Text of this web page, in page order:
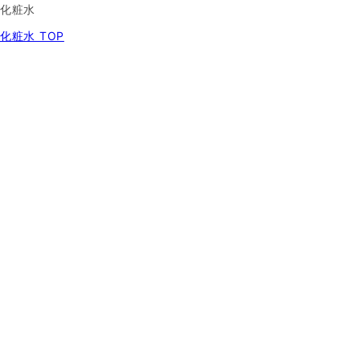
化粧水
化粧水 TOP